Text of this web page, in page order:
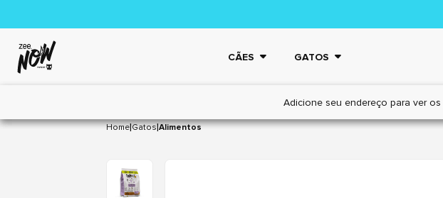
CÃES GATOS
Adicione seu endereço para ver os
Home|Gatos|Alimentos